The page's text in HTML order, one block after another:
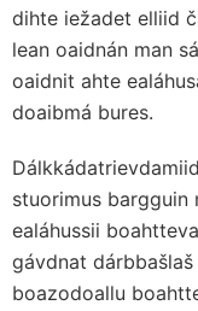
dihte iežadet elliid
lean oaidnán man
oaidnit ahte
doaibmá bures.
stuorimus bargguin
ealáhussii
gávdnat
boazodoallu